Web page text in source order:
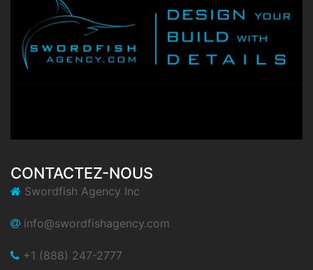
CONTACTEZ-NOUS
Swordfish Agency Inc
info@swordfishagency.com
+1 (888) 247-2777